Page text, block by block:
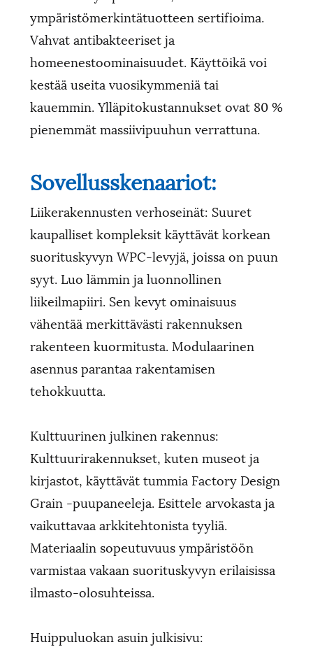
ympäristömerkintätuotteen sertifioima.
Vahvat antibakteeriset ja
homeenestoominaisuudet. Käyttöikä voi
kestää useita vuosikymmeniä tai
kauemmin. Ylläpitokustannukset ovat 80 %
pienemmät massiivipuuhun verrattuna.
Sovellusskenaariot:
Liikerakennusten verhoseinät: Suuret
kaupalliset kompleksit käyttävät korkean
suorituskyvyn WPC-levyjä, joissa on puun
syyt. Luo lämmin ja luonnollinen
liikeilmapiiri. Sen kevyt ominaisuus
vähentää merkittävästi rakennuksen
rakenteen kuormitusta. Modulaarinen
asennus parantaa rakentamisen
tehokkuutta.
Kulttuurinen julkinen rakennus:
Kulttuurirakennukset, kuten museot ja
kirjastot, käyttävät tummia Factory Design
Grain -puupaneeleja. Esittele arvokasta ja
vaikuttavaa arkkitehtonista tyyliä.
Materiaalin sopeutuvuus ympäristöön
varmistaa vakaan suorituskyvyn erilaisissa
ilmasto-olosuhteissa.
Huippuluokan asuin julkisivu: